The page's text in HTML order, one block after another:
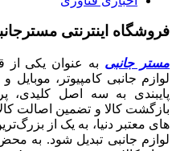
فروشگاه اینترنتی
مستر جانبی به عنوان یکی از
لوازم جانبی کامپیوتر،
بازگشت کالا و تضمین اصالت
های معتبر دنیا، به یک از
لوازم جانبی تبدیل شود. به